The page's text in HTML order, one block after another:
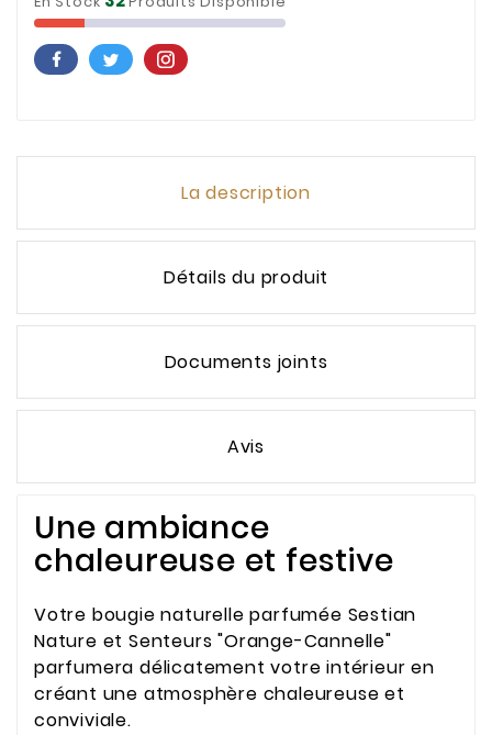
La description
Détails du produit
Documents joints
Avis
Une ambiance
chaleureuse et festive
Votre bougie naturelle parfumée Sestian
Nature et Senteurs "Orange-Cannelle"
parfumera délicatement votre intérieur en
créant une atmosphère chaleureuse et
conviviale.